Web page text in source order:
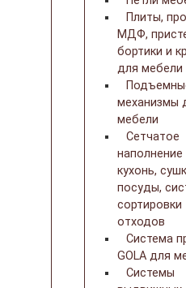
Плиты,
МДФ,
бортики и
для мебели
механизмы
мебели
Сетчатое
наполнение
кухонь,
посуды,
сортировки
отходов
Система
GOLA для
Системы